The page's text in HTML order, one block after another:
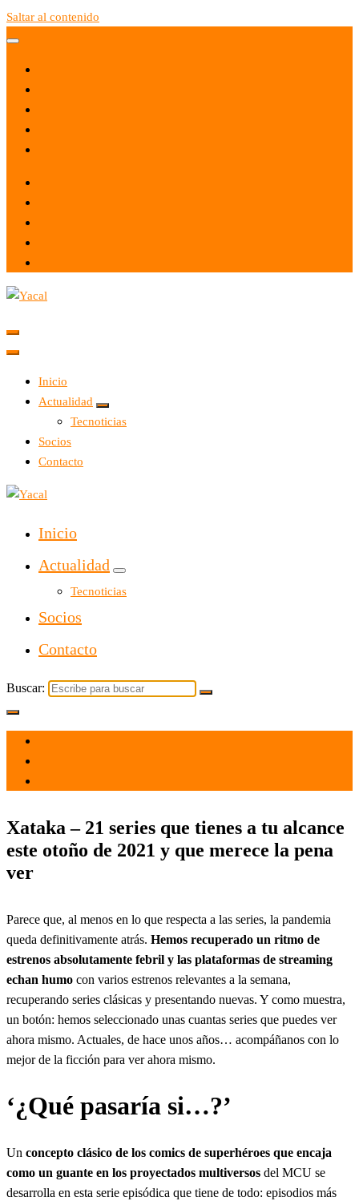
Saltar al contenido
Yacal micro hosting
Inicio
Actualidad
Tecnoticias
Socios
Contacto
Yacal micro hosting
Inicio
Actualidad
Tecnoticias
Socios
Contacto
Buscar:
Xataka – 21 series que tienes a tu alcance
este otoño de 2021 y que merece la pena
ver
Parece que, al menos en lo que respecta a las series, la pandemia
queda definitivamente atrás. Hemos recuperado un ritmo de
estrenos absolutamente febril y las plataformas de streaming
echan humo con varios estrenos relevantes a la semana,
recuperando series clásicas y presentando nuevas. Y como muestra,
un botón: hemos seleccionado unas cuantas series que puedes ver
ahora mismo. Actuales, de hace unos años… acompáñanos con lo
mejor de la ficción para ver ahora mismo.
‘¿Qué pasaría si…?’
Un concepto clásico de los comics de superhéroes que encaja
como un guante en los proyectados multiversos del MCU se
desarrolla en esta serie episódica que tiene de todo: episodios más